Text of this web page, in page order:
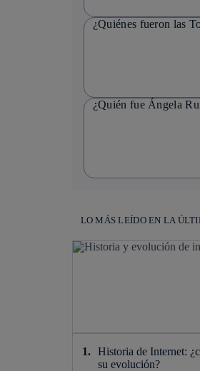
¿Quiénes fueron las
¿Quién fue Ángela
LO MÁS LEÍDO EN LA
Historia de Internet:
su evolución?